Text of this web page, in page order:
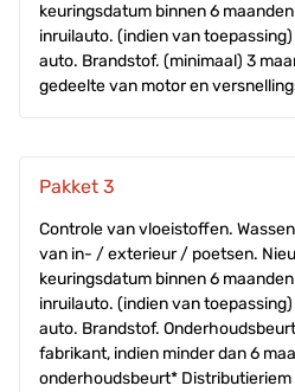
keuringsdatum binnen 6
inruilauto. (indien van
auto. Brandstof. (minimaal) 3
gedeelte van motor en
Pakket 3
Controle van vloeistoffen.
van in- / exterieur / poetsen.
keuringsdatum binnen 6
inruilauto. (indien van
auto. Brandstof.
fabrikant, indien minder dan 6
onderhoudsbeurt*